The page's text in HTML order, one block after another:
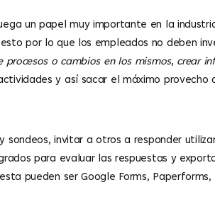
un papel muy importante en la
por lo que los empleados no deben
procesos o cambios en los mismos, crear
y así sacar el máximo provecho
invitar a otros a responder
para evaluar las respuestas y
pueden ser Google Forms,